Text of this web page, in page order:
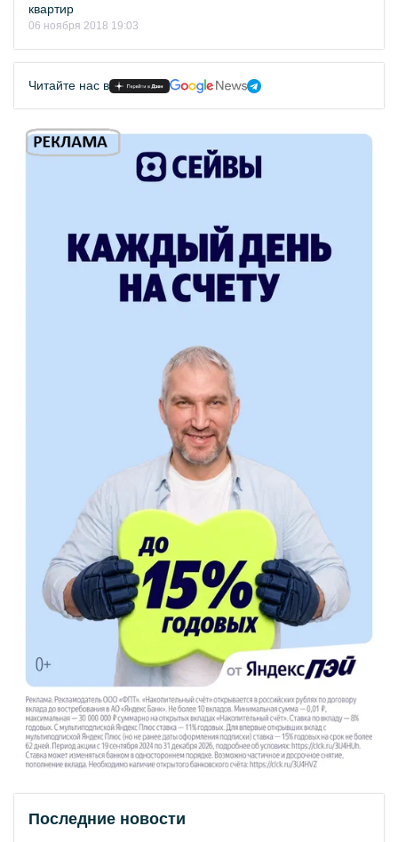
квартир
06 ноября 2018 19:03
Читайте нас в
Последние новости